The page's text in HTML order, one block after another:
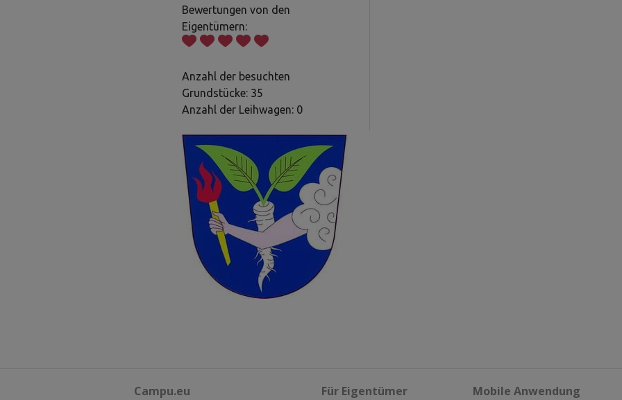
Bewertungen von den
Eigentümern:
Anzahl der besuchten
Grundstücke: 35
Anzahl der Leihwagen: 0
Campu.eu Für Eigentümer Mobile Anwendung